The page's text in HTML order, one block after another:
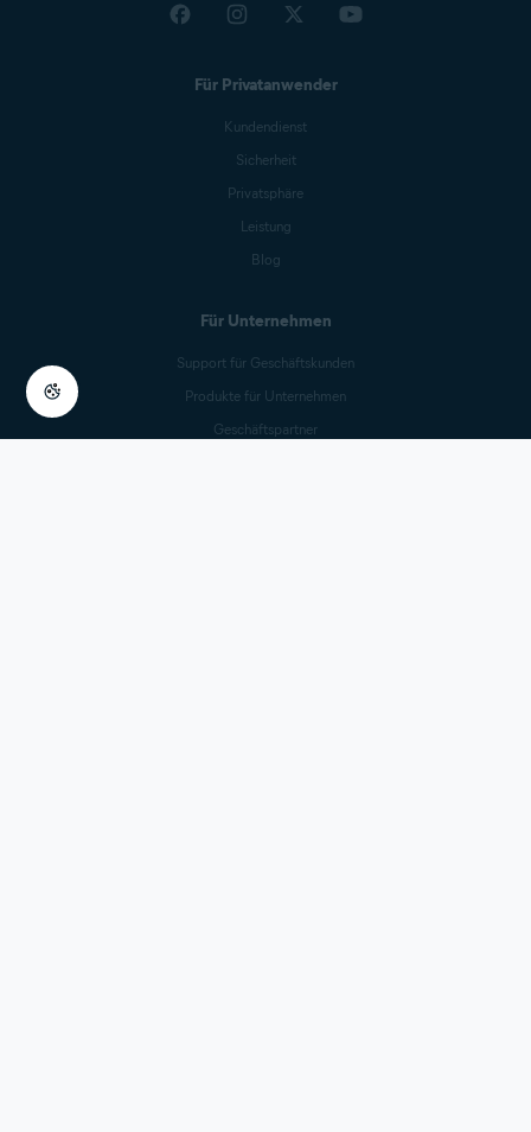
Für Privatanwender
Kundendienst
Sicherheit
Privatsphäre
Leistung
Blog
Für Unternehmen
Support für Geschäftskunden
Produkte für Unternehmen
Geschäftspartner